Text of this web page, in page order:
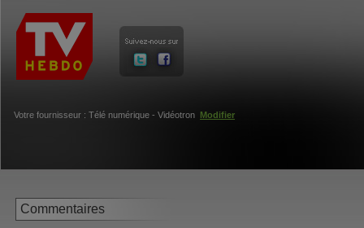
Votre fournisseur : Télé numérique - Vidéotron Modifier
Commentaires